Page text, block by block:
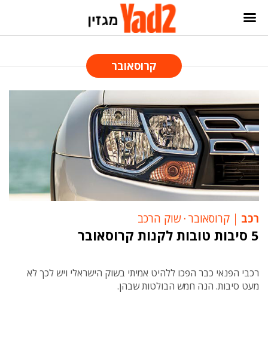
קרוסאובר
רכב קרוסאובר ‧ שוק הרכב
5 סיבות טובות לקנות קרוסאובר
רכבי הפנאי כבר הפכו ללהיט אמיתי בשוק הישראלי ויש לכך לא
מעט סיבות. הנה חמש הבולטות שבהן.